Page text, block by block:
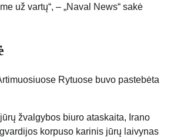
už vartų“, – „Naval News“ sakė
Rytuose buvo pastebėta
žvalgybos biuro ataskaita, Irano
korpuso karinis jūrų laivynas